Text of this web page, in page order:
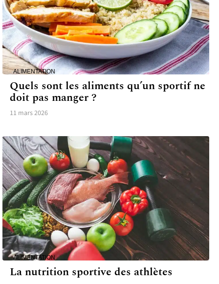
ALIMENTATION
Quels sont les aliments qu’un sportif ne
doit pas manger ?
11 mars 2026
ALIMENTATION
La nutrition sportive des athlètes